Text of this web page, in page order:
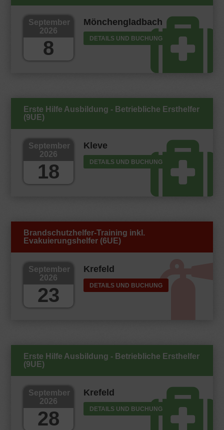
September
2026
8
Mönchengladbach
DETAILS UND BUCHUNG
Erste Hilfe Ausbildung - Betriebliche Ersthelfer
(9UE)
September
2026
18
Kleve
DETAILS UND BUCHUNG
Brandschutzhelfer-Training inkl.
Evakuierungshelfer (6UE)
September
2026
23
Krefeld
DETAILS UND BUCHUNG
Erste Hilfe Ausbildung - Betriebliche Ersthelfer
(9UE)
September
2026
28
Krefeld
DETAILS UND BUCHUNG